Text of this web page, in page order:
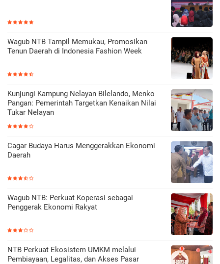
Wagub NTB Tampil Memukau, Promosikan
Tenun Daerah di Indonesia Fashion Week
Kunjungi Kampung Nelayan Bilelando, Menko
Pangan: Pemerintah Targetkan Kenaikan Nilai
Tukar Nelayan
Cagar Budaya Harus Menggerakkan Ekonomi
Daerah
Wagub NTB: Perkuat Koperasi sebagai
Penggerak Ekonomi Rakyat
NTB Perkuat Ekosistem UMKM melalui
Pembiayaan, Legalitas, dan Akses Pasar